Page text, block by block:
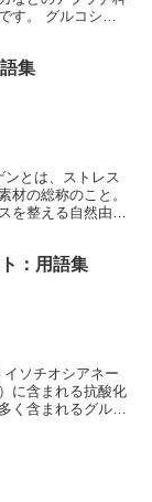
す。 グルコシノ
集
とは、ストレス
材の総称のこと。
を整える自然由来
：用語集
ソチオシアネー
に含まれる抗酸化
く含まれるグルコ